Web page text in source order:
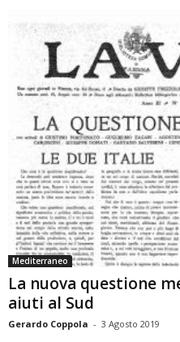
Mediterraneo
La nuova questione
aiuti al Sud
Gerardo Coppola - 3 Agosto 2019